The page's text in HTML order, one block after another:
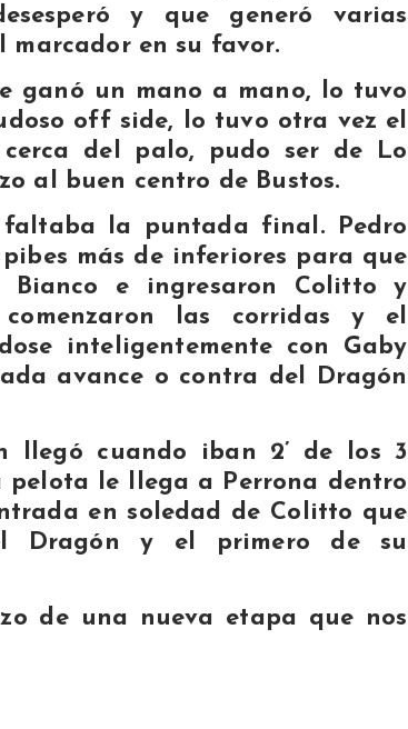
y que generó varias
marcador en su favor.
ganó un mano a mano, lo tuvo
off side, lo tuvo otra vez el
del palo, pudo ser de Lo
al buen centro de Bustos.
la puntada final. Pedro
más de inferiores para que
e ingresaron Colitto y
comenzaron las corridas y el
inteligentemente con Gaby
avance o contra del Dragón
llegó cuando iban 2’ de los 3
pelota le llega a Perrona dentro
en soledad de Colitto que
Dragón y el primero de su
de una nueva etapa que nos